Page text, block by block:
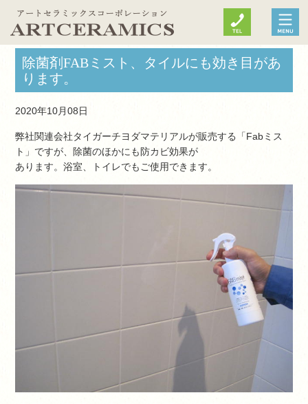
除菌剤FABミスト、タイルにも効き目があ
ります。
2020年10月08日
弊社関連会社タイガーチヨダマテリアルが販売する「Fabミス
ト」ですが、除菌のほかにも防カビ効果が
あります。浴室、トイレでもご使用できます。